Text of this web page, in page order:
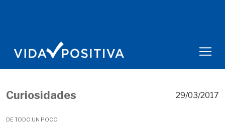
Curiosidades
DE TODO UN POCO
29/03/2017